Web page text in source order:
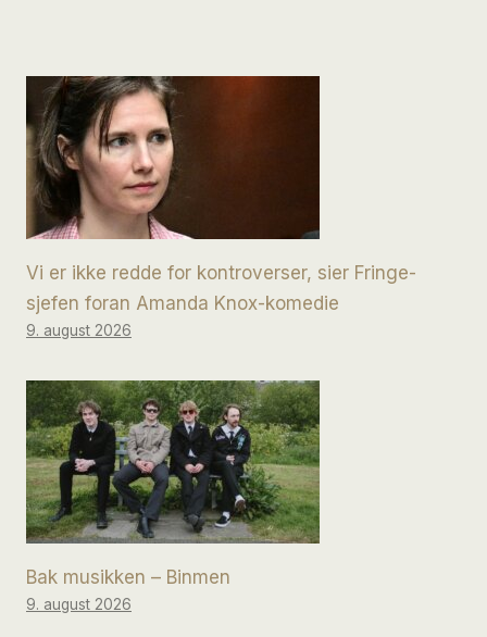
Vi er ikke redde for kontroverser, sier Fringe-
sjefen foran Amanda Knox-komedie
9. august 2026
Bak musikken – Binmen
9. august 2026